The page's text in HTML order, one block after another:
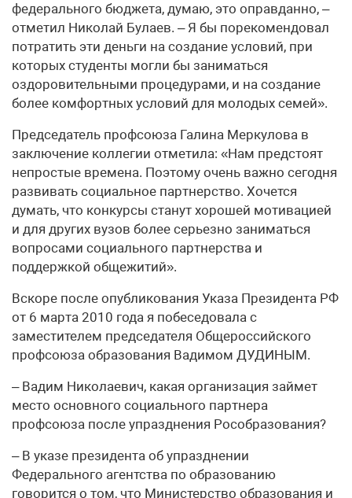
федерального бюджета, думаю, это оправданно, –
отметил Николай Булаев. – Я бы порекомендовал
потратить эти деньги на создание условий, при
которых студенты могли бы заниматься
оздоровительными процедурами, и на создание
более комфортных условий для молодых семей».
Председатель профсоюза Галина Меркулова в
заключение коллегии отметила: «Нам предстоят
непростые времена. Поэтому очень важно сегодня
развивать социальное партнерство. Хочется
думать, что конкурсы станут хорошей мотивацией
и для других вузов более серьезно заниматься
вопросами социального партнерства и
поддержкой общежитий».
Вскоре после опубликования Указа Президента РФ
от 6 марта 2010 года я побеседовала с
заместителем председателя Общероссийского
профсоюза образования Вадимом ДУДИНЫМ.
– Вадим Николаевич, какая организация займет
место основного социального партнера
профсоюза после упразднения Рособразования?
– В указе президента об упразднении
Федерального агентства по образованию
говорится о том, что Министерство образования и